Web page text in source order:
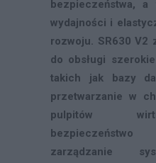
bezpieczeństwa, a
wydajności i
rozwoju. SR630 V2
do obsługi
takich jak bazy
przetwarzanie w
pulpitów
zarządzanie